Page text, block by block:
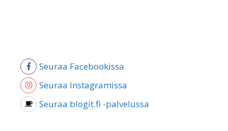
Seuraa Facebookissa
Seuraa Instagramissa
Seuraa blogit.fi -palvelussa